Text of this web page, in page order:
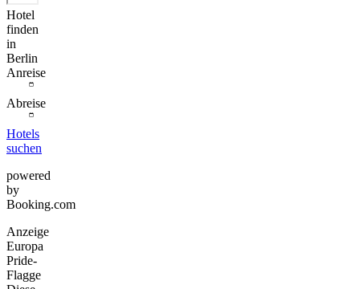
Hotel
finden
in
Berlin
Anreise
Abreise
Hotels
suchen
powered
by
Booking.com
Anzeige
Europa
Pride-
Flagge